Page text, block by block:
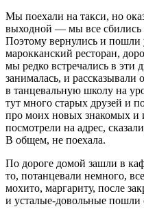
Мы поехали на такси, но
выходной — мы все сбились
Поэтому вернулись и
марокканский ресторан,
мы редко встречались в эти
занималась, и рассказывали
в танцевальную школу на
тут много старых друзей и
про моих новых знакомых и
посмотрели на адрес,
В общем, не поехала.
По дороге домой зашли в
то, потанцевали немного,
мохито, маргариту, после
и усталые-довольные пошли